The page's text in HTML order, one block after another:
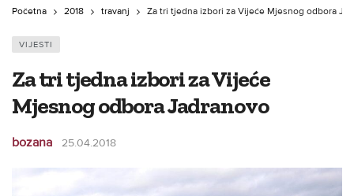
Početna 2018 travanj Za tri tjedna izbori za Vijeće Mjesnog odbora
VIJESTI
Za tri tjedna izbori za Vijeće
Mjesnog odbora Jadranovo
bozana 25.04.2018